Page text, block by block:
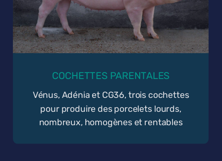
COCHETTES PARENTALES
Vénus, Adénia et CG36, trois cochettes
pour produire des porcelets lourds,
nombreux, homogènes et rentables